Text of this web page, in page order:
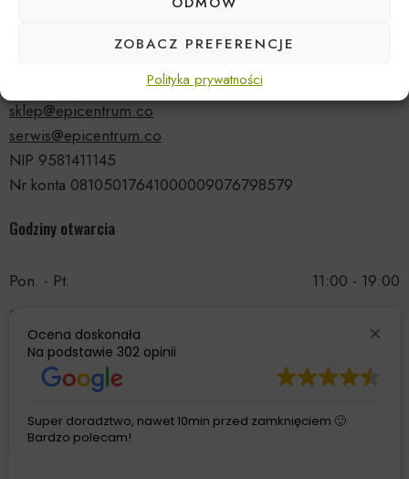
ZOBACZ PREFERENCJE
Polityka prywatności
ul. Druskiennicka 20a
sklep@epicentrum.co
serwis@epicentrum.co
NIP 9581411145
Nr konta 08105017641000009076798579
Godziny otwarcia
Pon. - Pt.
11:00 - 19:00
Sobota
Niedziela
Ocena doskonała
Na podstawie 302 opinii
Super doradztwo, nawet 10min przed zamknięciem 🙂
Bardzo polecam!